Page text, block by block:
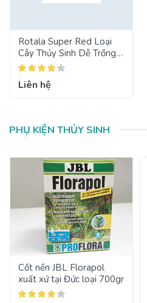
Rotala Super Red Loại
Cây Thủy Sinh Dễ Trồng
Mà Lại Khó Đẹp
Liên hệ
PHỤ KIỆN THỦY SINH
Cốt nền JBL Florapol
xuất xứ tại Đức loại 700gr